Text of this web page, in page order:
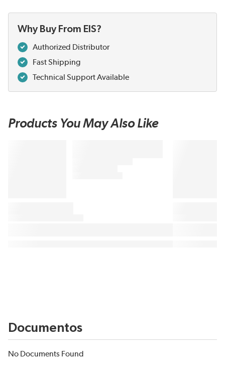
Why Buy From EIS?
Authorized Distributor
Fast Shipping
Technical Support Available
Products You May Also Like
Documentos
No Documents Found